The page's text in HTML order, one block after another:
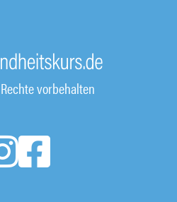
vorbehalten